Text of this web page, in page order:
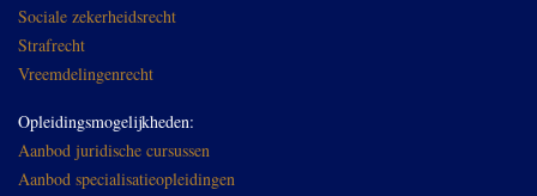
Sociale zekerheidsrecht
Strafrecht
Vreemdelingenrecht
Opleidingsmogelijkheden:
Aanbod juridische cursussen
Aanbod specialisatieopleidingen